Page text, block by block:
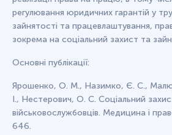
регулювання юридичних гарантій у
зайнятості та працевлаштування,
зокрема на соціальний захист та
Основні публікації:
Ярошенко, О. М., Назимко, Є. С.,
І., Нестерович, О. С. Соціальний
військовослужбовців. Медицина і
646.